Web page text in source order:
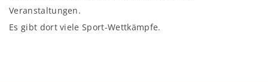
Veranstaltungen.
Es gibt dort viele Sport-Wettkämpfe.